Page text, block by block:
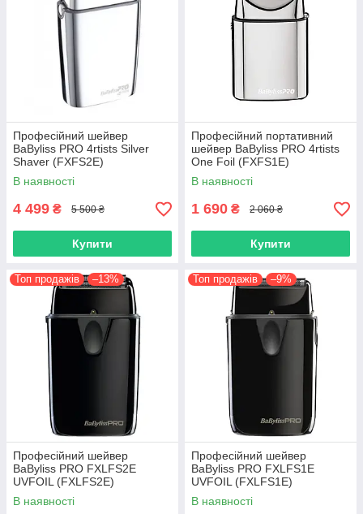
Професійний шейвер
BaByliss PRO 4rtists Silver
Shaver (FXFS2E)
В наявності
4 499 ₴ 5 500 ₴
Купити
Професійний портативний
шейвер BaByliss PRO 4rtists
One Foil (FXFS1E)
В наявності
1 690 ₴ 2 060 ₴
Купити
Топ продажів –13%
Професійний шейвер
BaByliss PRO FXLFS2E
UVFOIL (FXLFS2E)
В наявності
Топ продажів –9%
Професійний шейвер
BaByliss PRO FXLFS1E
UVFOIL (FXLFS1E)
В наявності